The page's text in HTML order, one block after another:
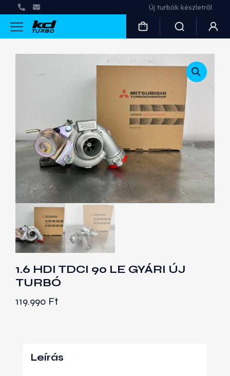
Új turbók készletről
1.6 HDI TDCI 90 LE GYÁRI ÚJ
TURBÓ
119.990 Ft
Leírás